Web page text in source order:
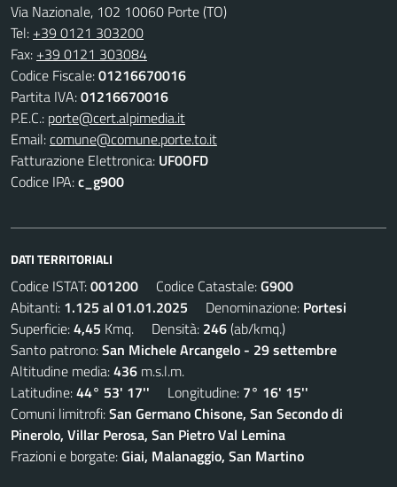
Via Nazionale, 102 10060 Porte (TO)
Tel: +39 0121 303200
Fax: +39 0121 303084
Codice Fiscale:01216670016
Partita IVA:01216670016
P.E.C.: porte@cert.alpimedia.it
Email:comune@comune.porte.to.it
Fatturazione Elettronica: UF0OFD
Codice IPA:c_g900
DATI TERRITORIALI
Codice ISTAT:001200 Codice Catastale:G900
Abitanti: 1.125 al 01.01.2025 Denominazione: Portesi
Superficie:4,45 Kmq. Densità: 246(ab/kmq.)
Santo patrono:San Michele Arcangelo - 29 settembre
Altitudine media:436 m.s.l.m.
Latitudine:44° 53' 17'' Longitudine: 7° 16' 15''
Comuni limitrofi:San Germano Chisone, San Secondo di
Pinerolo, Villar Perosa, San Pietro Val Lemina
Frazioni e borgate:Giai, Malanaggio, San Martino